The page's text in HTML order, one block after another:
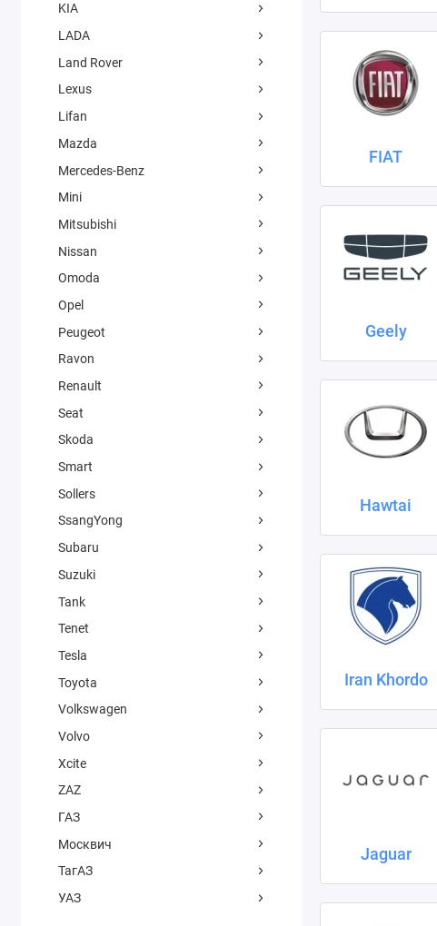
KIA
LADA
Land Rover
Lexus
Lifan
Mazda
Mercedes-Benz
Mini
Mitsubishi
Nissan
Omoda
Opel
Peugeot
Ravon
Renault
Seat
Skoda
Smart
Sollers
SsangYong
Subaru
Suzuki
Tank
Tenet
Tesla
Toyota
Volkswagen
Volvo
Xcite
ZAZ
ГАЗ
Москвич
ТагАЗ
УАЗ
FIAT
Geely
Hawtai
Iran Khordo
Jaguar